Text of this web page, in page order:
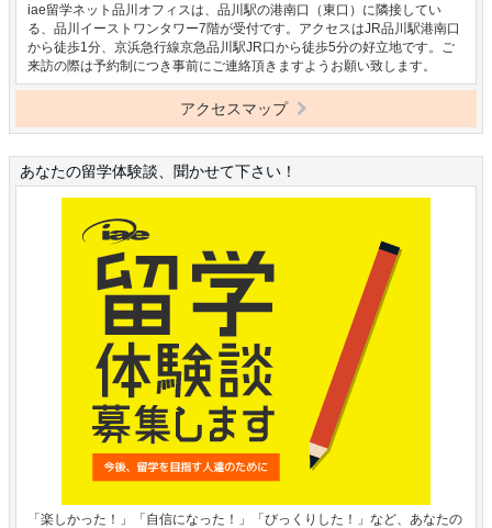
iae留学ネット品川オフィスは、品川駅の港南口（東口）に隣接してい
る、品川イーストワンタワー7階が受付です。アクセスはJR品川駅港南口
から徒歩1分、京浜急行線京急品川駅JR口から徒歩5分の好立地です。ご
来訪の際は予約制につき事前にご連絡頂きますようお願い致します。
アクセスマップ
あなたの留学体験談、聞かせて下さい！
「楽しかった！」「自信になった！」「びっくりした！」など、あなたの